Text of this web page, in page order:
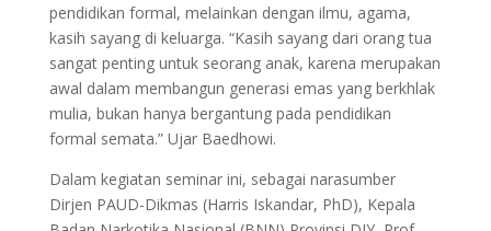
pendidikan formal, melainkan dengan ilmu, agama,
kasih sayang di keluarga. “Kasih sayang dari orang tua
sangat penting untuk seorang anak, karena merupakan
awal dalam membangun generasi emas yang berkhlak
mulia, bukan hanya bergantung pada pendidikan
formal semata.” Ujar Baedhowi.
Dalam kegiatan seminar ini, sebagai narasumber
Dirjen PAUD-Dikmas (Harris Iskandar, PhD), Kepala